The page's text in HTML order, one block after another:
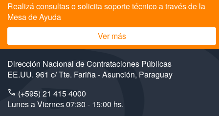
Realizá consultas o solicita soporte técnico a través de la
Mesa de Ayuda
Ver más
Dirección Nacional de Contrataciones Públicas
EE.UU. 961 c/ Tte. Fariña - Asunción, Paraguay
(+595) 21 415 4000
Lunes a Viernes 07:30 - 15:00 hs.